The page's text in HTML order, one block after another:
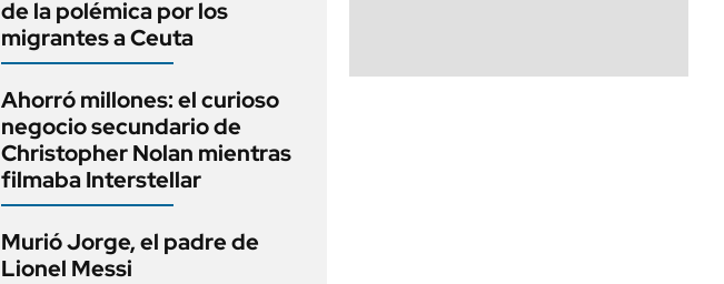
de la polémica por los
migrantes a Ceuta
Ahorró millones: el curioso
negocio secundario de
Christopher Nolan mientras
filmaba Interstellar
Murió Jorge, el padre de
Lionel Messi